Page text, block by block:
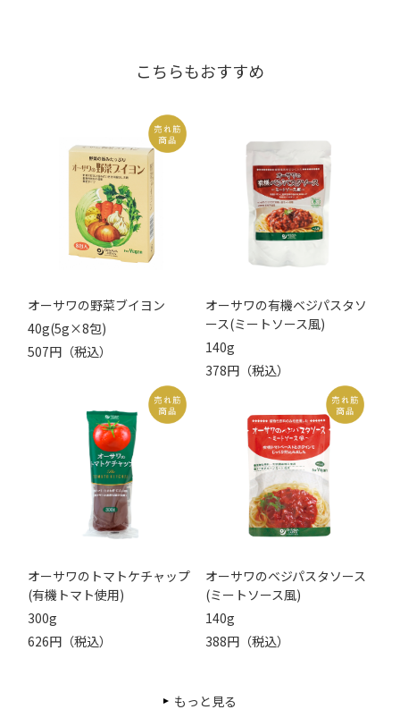
こちらもおすすめ
オーサワの野菜ブイヨン
40g(5g×8包)
507円（税込）
オーサワの有機ベジパスタソ
ース(ミートソース風)
140g
378円（税込）
オーサワのトマトケチャップ
(有機トマト使用)
300g
626円（税込）
オーサワのベジパスタソース
(ミートソース風)
140g
388円（税込）
もっと見る